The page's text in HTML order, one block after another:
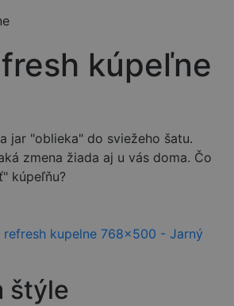
kúpeľne
jar "oblieka" do sviežeho šatu.
zmena žiada aj u vás doma. Čo
kúpeľňu?
štýle